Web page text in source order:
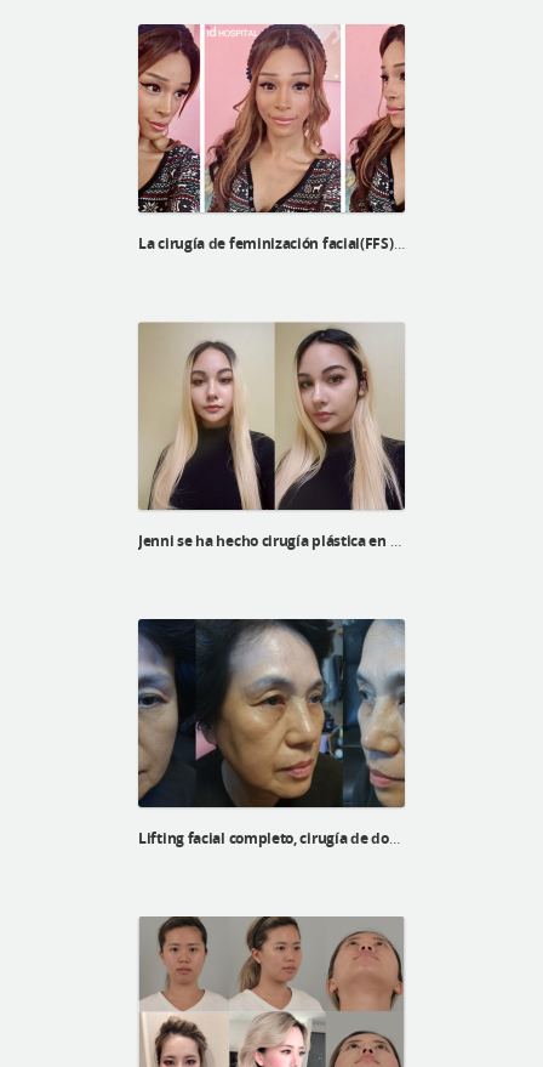
La cirugía de feminización facial(FFS) de Echo en ID Hospital Korea
Lifting facial completo, cirugía de doble párpado con elevación y blefaroplastia inferior para una mujer coreana